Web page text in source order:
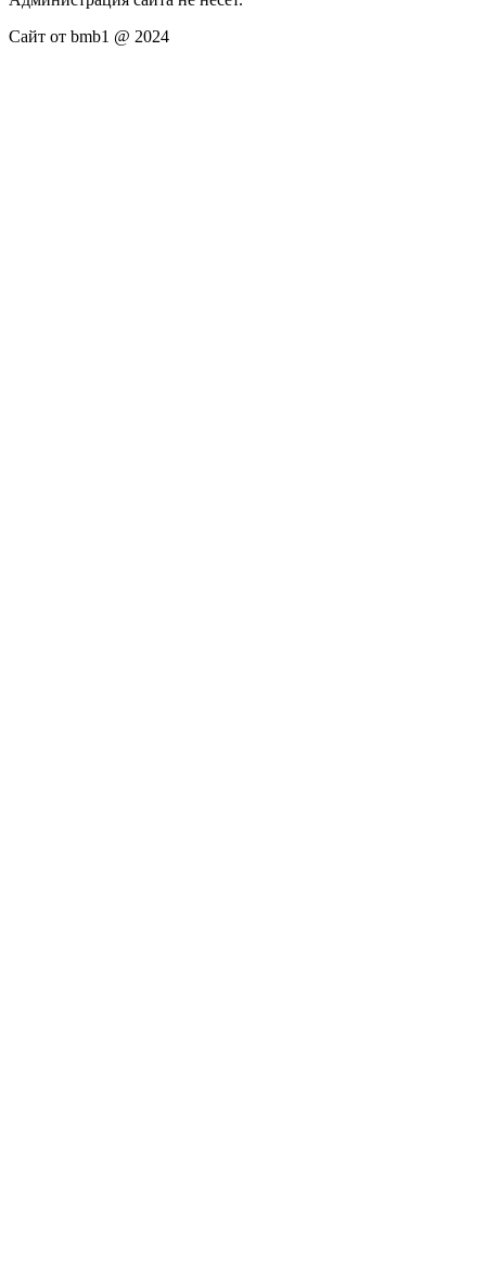
Сайт от bmb1 @ 2024